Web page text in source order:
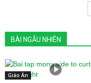
BÀI NGẪU NHIÊN
Giáo Án